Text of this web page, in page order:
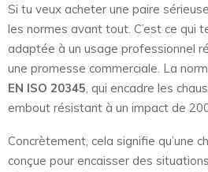
Si tu veux acheter une paire
les normes avant tout. C’est ce qui
adaptée à un usage professionnel
une promesse commerciale. La
EN ISO 20345, qui encadre les
embout résistant à un impact de
Concrètement, cela signifie qu’une
conçue pour encaisser des